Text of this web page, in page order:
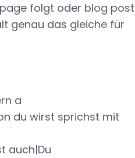
page folgt oder blog post
genau das gleiche für
a
du wirst sprichst mit
auch|Du